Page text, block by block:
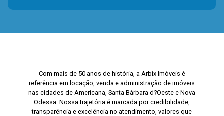
Com mais de 50 anos de história, a Arbix Imóveis é
referência em locação, venda e administração de imóveis
nas cidades de Americana, Santa Bárbara d?Oeste e Nova
Odessa. Nossa trajetória é marcada por credibilidade,
transparência e excelência no atendimento, valores que